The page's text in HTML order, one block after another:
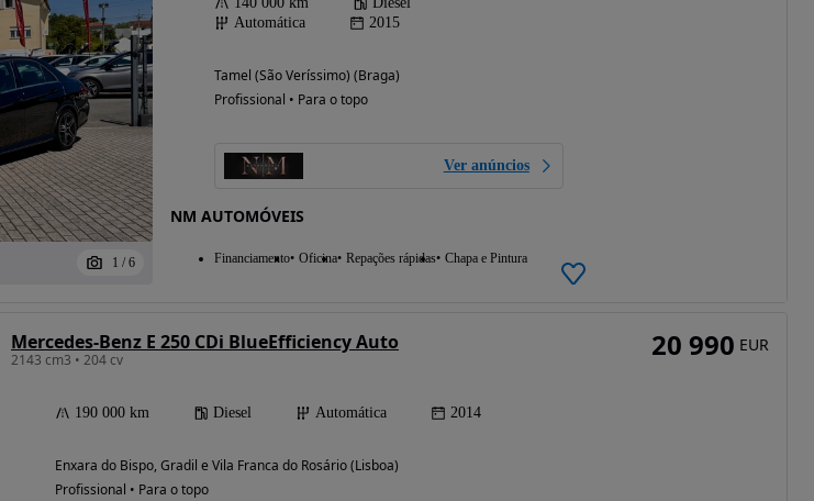
Possibilidade de
financiamento
1 / 6
Automática
2015
Tamel (São Veríssimo) (Braga)
Profissional • Para o topo
Ver anúncios
NM AUTOMÓVEIS
Financiamento Oficina Repações rápidas Chapa e Pintura
Mercedes-Benz E 250 CDi BlueEfficiency Auto
2143 cm3 • 204 cv
190 000 km Diesel Automática 2014
Enxara do Bispo, Gradil e Vila Franca do Rosário (Lisboa)
Profissional • Para o topo
20 990 EUR